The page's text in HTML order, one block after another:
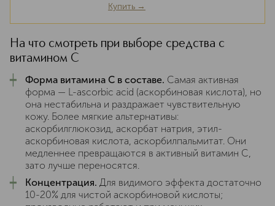
Купить →
На что смотреть при выборе средства с
витамином C
┿ Форма витамина C в составе. Самая активная
форма — L-ascorbic acid (аскорбиновая кислота), но
она нестабильна и раздражает чувствительную
кожу. Более мягкие альтернативы:
аскорбилглюкозид, аскорбат натрия, этил-
аскорбиновая кислота, аскорбилпальмитат. Они
медленнее превращаются в активный витамин C,
зато лучше переносятся.
┿ Концентрация. Для видимого эффекта достаточно
10-20% для чистой аскорбиновой кислоты;